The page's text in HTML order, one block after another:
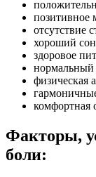
позитивное
отсутствие
хороший
здоровое
нормальный
физическая
комфортная
Факторы,
боли: